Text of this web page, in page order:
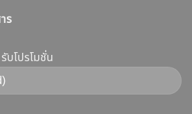
ดี
วิธี
ผลลัพธ์
ร
บโปรโมชั่น